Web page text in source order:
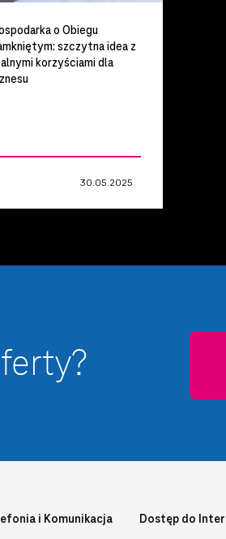
o Obiegu
szczytna idea z
korzyściami dla
30.05.2025
i Komunikacja Dostęp do